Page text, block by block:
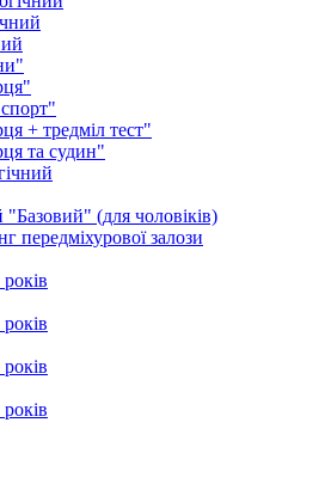
+ тредміл тест"
та судин"
(для чоловіків)
передміхурової залози